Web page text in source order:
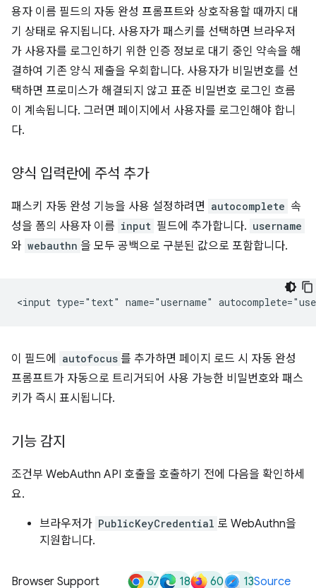
용자 이름 필드의 자동 완성 프롬프트와 상호작용할 때까지 대
기 상태로 유지됩니다. 사용자가 패스키를 선택하면 브라우저
가 사용자를 로그인하기 위한 인증 정보로 대기 중인 약속을 해
결하여 기존 양식 제출을 우회합니다. 사용자가 비밀번호를 선
택하면 프로미스가 해결되지 않고 표준 비밀번호 로그인 흐름
이 계속됩니다. 그러면 페이지에서 사용자를 로그인해야 합니
다.
양식 입력란에 주석 추가
패스키 자동 완성 기능을 사용 설정하려면 autocomplete 속
성을 폼의 사용자 이름 input 필드에 추가합니다. username
와 webauthn 을 모두 공백으로 구분된 값으로 포함합니다.
이 필드에 autofocus 를 추가하면 페이지 로드 시 자동 완성
프롬프트가 자동으로 트리거되어 사용 가능한 비밀번호와 패스
키가 즉시 표시됩니다.
기능 감지
조건부 WebAuthn API 호출을 호출하기 전에 다음을 확인하세
요.
브라우저가 PublicKeyCredential 로 WebAuthn을
지원합니다.
Browser Support 67 18 60 13Source